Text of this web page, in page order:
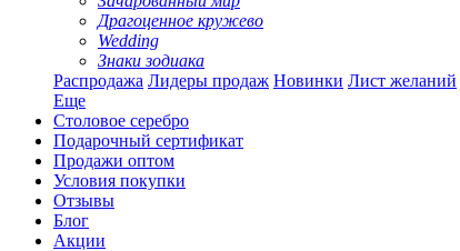
Драгоценное кружево
Wedding
Знаки зодиака
Распродажа Лидеры продаж Новинки Лист желаний
Еще
Столовое серебро
Подарочный сертификат
Продажи оптом
Условия покупки
Отзывы
Блог
Акции